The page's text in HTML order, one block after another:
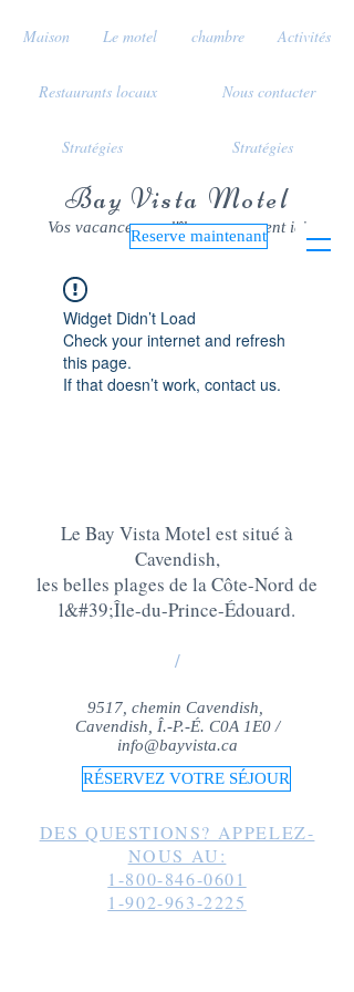
Bay Vista Motel
Vos vacances sur l'île commencent ici
Reserve maintenant
Maison Le motel chambre Activités
Restaurants locaux Nous contacter
Stratégies Stratégies
Widget Didn’t Load
Check your internet and refresh
this page.
If that doesn’t work, contact us.
Le Bay Vista Motel est situé à
Cavendish,
les belles plages de la Côte-Nord de
l&#39;Île-du-Prince-Édouard.
/
9517, chemin Cavendish,
Cavendish, Î.-P.-É. C0A 1E0 /
info@bayvista.ca
RÉSERVEZ VOTRE SÉJOUR
DES QUESTIONS? APPELEZ-
NOUS AU:
1-800-846-0601
1-902-963-2225